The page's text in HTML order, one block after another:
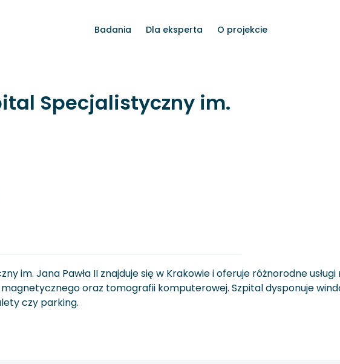
Badania Dla eksperta O projekcie
Specjalistyczny im.
im. Jana Pawła II znajduje się w Krakowie i oferuje różnorodne
oraz tomografii komputerowej. Szpital dysponuje
czy parking.